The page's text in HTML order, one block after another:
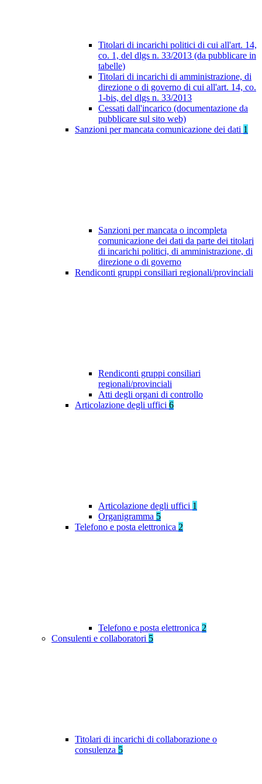
Titolari di incarichi politici di cui all'art. 14,
co. 1, del dlgs n. 33/2013 (da pubblicare in
tabelle)
Titolari di incarichi di amministrazione, di
direzione o di governo di cui all'art. 14, co.
1-bis, del dlgs n. 33/2013
Cessati dall'incarico (documentazione da
pubblicare sul sito web)
Sanzioni per mancata comunicazione dei dati 1
Sanzioni per mancata o incompleta
comunicazione dei dati da parte dei titolari
di incarichi politici, di amministrazione, di
direzione o di governo
Rendiconti gruppi consiliari regionali/provinciali
Rendiconti gruppi consiliari
regionali/provinciali
Atti degli organi di controllo
Articolazione degli uffici 6
Articolazione degli uffici 1
Organigramma 5
Telefono e posta elettronica 2
Telefono e posta elettronica 2
Consulenti e collaboratori 5
Titolari di incarichi di collaborazione o
consulenza 5